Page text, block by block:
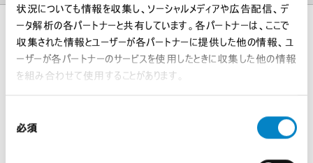
状況についても情報を収集し、ソーシャルメディアや広告配信、デ
ータ解析の各パートナーと共有しています。各パートナーは、ここで
収集された情報とユーザーが各パートナーに提供した他の情報、ユ
ーザーが各パートナーのサービスを使用したときに収集した他の情報
を組み合わせて使用することがあります。
必須
受賞歴